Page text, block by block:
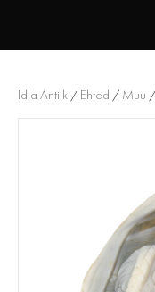
Idla Antiik / Ehted / Muu